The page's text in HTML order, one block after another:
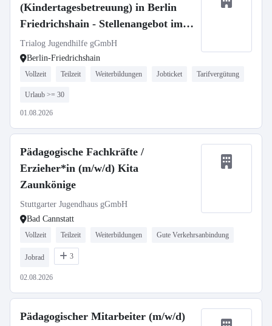
(Kindertagesbetreuung) in Berlin
Friedrichshain - Stellenangebot im
Stellenmarkt Bildung
Trialog Jugendhilfe gGmbH
Berlin-Friedrichshain
Vollzeit Teilzeit Weiterbildungen Jobticket Tarifvergütung
Urlaub >= 30
01.08.2026
Pädagogische Fachkräfte /
Erzieher*in (m/w/d) Kita
Zaunkönige
Stuttgarter Jugendhaus gGmbH
Bad Cannstatt
Vollzeit Teilzeit Weiterbildungen Gute Verkehrsanbindung
Jobrad 3
02.08.2026
Pädagogischer Mitarbeiter (m/w/d)